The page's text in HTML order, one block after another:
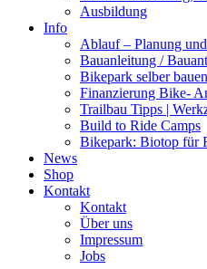
Ausbildung
Info
Ablauf – Planung
Bauanleitung /
Bikepark selber
Finanzierung Bike-
Trailbau Tipps |
Build to Ride Camps
Bikepark: Biotop für
News
Shop
Kontakt
Kontakt
Über uns
Impressum
Jobs